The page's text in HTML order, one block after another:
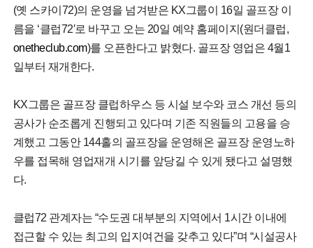
(옛 스카이72)의 운영을 넘겨받은 KX그룹이 16일 골프장 이
름을 ‘클럽72′로 바꾸고 오는 20일 예약 홈페이지(원더클럽,
onetheclub.com)를 오픈한다고 밝혔다. 골프장 영업은 4월1
일부터 재개한다.
KX그룹은 골프장 클럽하우스 등 시설 보수와 코스 개선 등의
공사가 순조롭게 진행되고 있다며 기존 직원들의 고용을 승
계했고 그동안 144홀의 골프장을 운영해온 골프장 운영노하
우를 접목해 영업재개 시기를 앞당길 수 있게 됐다고 설명했
다.
클럽72 관계자는 “수도권 대부분의 지역에서 1시간 이내에
접근할 수 있는 최고의 입지여건을 갖추고 있다”며 “시설공사